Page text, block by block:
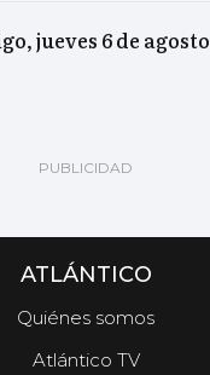
jueves 6 de agosto
ATLÁNTICO
Quiénes somos
Atlántico TV